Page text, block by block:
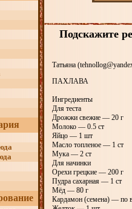
Подскажите
Татьяна
ПАХЛАВА
Ингредиенты
Для теста
Дрожжи свежие — 20 г
Молоко — 0.5 ст
Яйцо — 1 шт
Масло топленое — 1 ст
Мука — 2 ст
Для начинки
Орехи грецкие — 200 г
Пудра сахарная — 1 ст
Мёд — 80 г
Кардамон (семена) — по